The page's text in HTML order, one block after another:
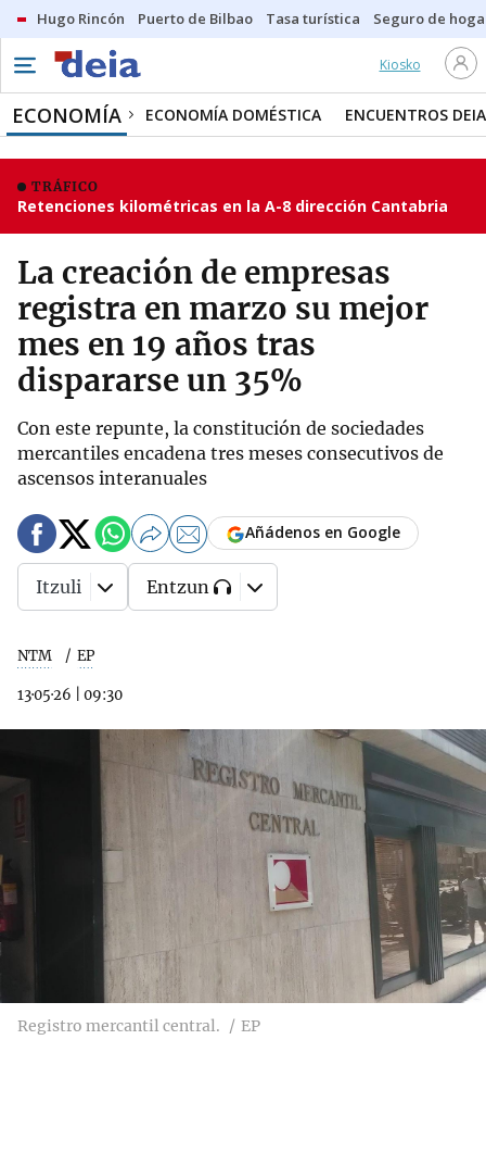
Hugo Rincón Puerto de Bilbao Tasa turística Seguro de
Kiosko
ECONOMÍA ECONOMÍA DOMÉSTICA ENCUENTROS DEIA
TRÁFICO
Retenciones kilométricas en la A-8 dirección Cantabria
La creación de empresas
registra en marzo su mejor
mes en 19 años tras
dispararse un 35%
Con este repunte, la constitución de sociedades
mercantiles encadena tres meses consecutivos de
ascensos interanuales
NTM EP
13·05·26 09:30
Añádenos en Google
Itzuli Entzun
Registro mercantil central. EP